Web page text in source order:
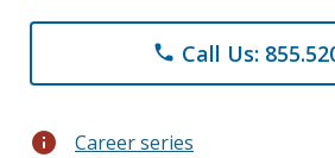
phone Call Us:
info Career series